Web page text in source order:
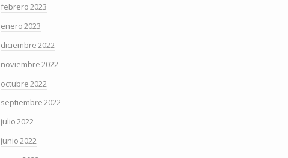
febrero 2023
enero 2023
diciembre 2022
noviembre 2022
octubre 2022
septiembre 2022
julio 2022
junio 2022